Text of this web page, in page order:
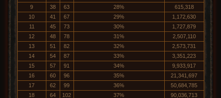
9
38 63 28%
615,318
10
41 67 29%
1,172,630
11
45 73 30%
1,727,879
12
48 78 31%
2,507,110
13
51 82 32%
2,573,731
14
54 87 33%
3,351,223
15
57 91 34%
9,933,917
16
60 96 35%
21,341,697
17
62 99 36%
50,684,785
18
64 102 37%
90,036,713